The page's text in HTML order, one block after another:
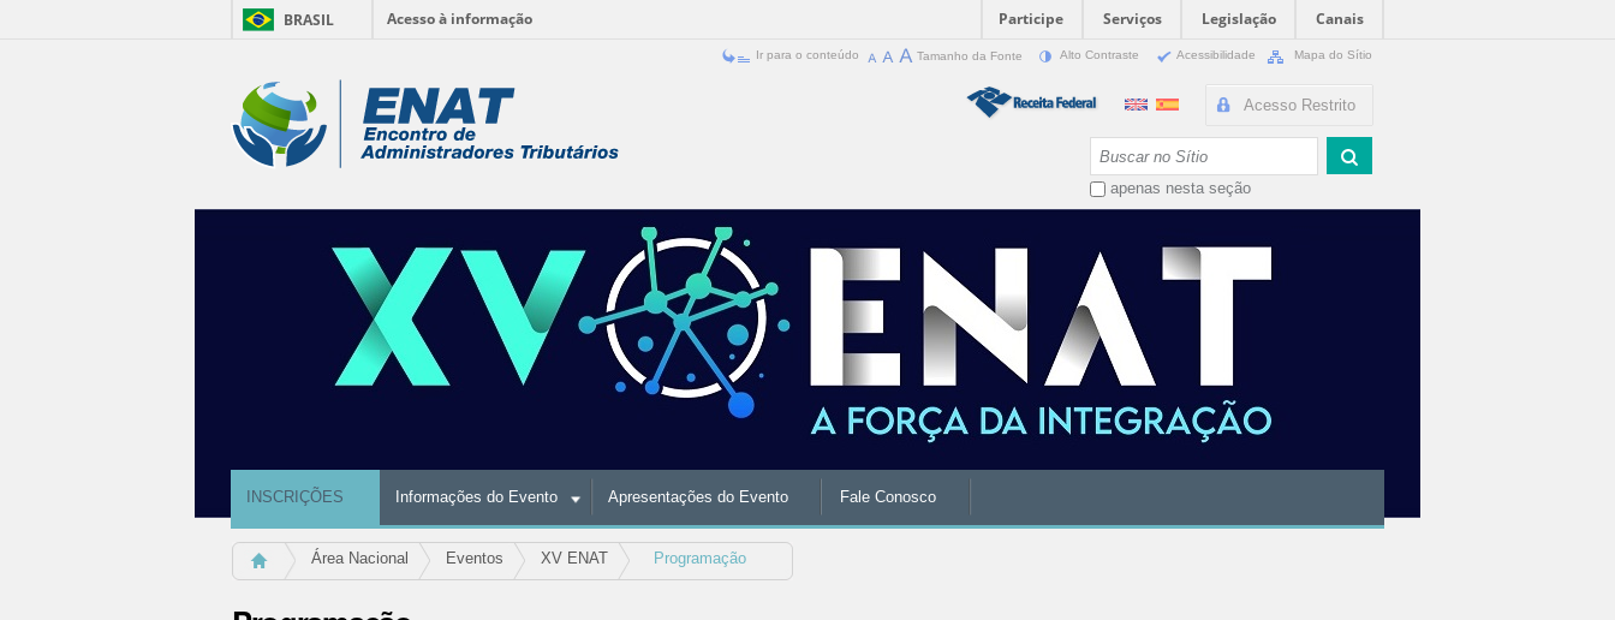
BRASIL Acesso à informação Participe Serviços Legislação
Canais
conteúdo.
Ir para o conteúdo Tamanho da Fonte Alto Contraste Acessibilidade Mapa do Sítio
Ferramentas
Pessoais
Acesso Restrito
apenas nesta seção
INSCRIÇÕES Informações do Evento Apresentações do Evento Fale Conosco
Área Nacional Eventos XV ENAT Programação